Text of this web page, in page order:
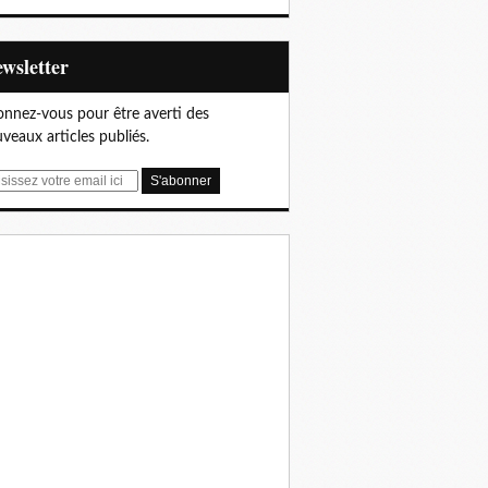
vous pour être averti des
articles publiés.